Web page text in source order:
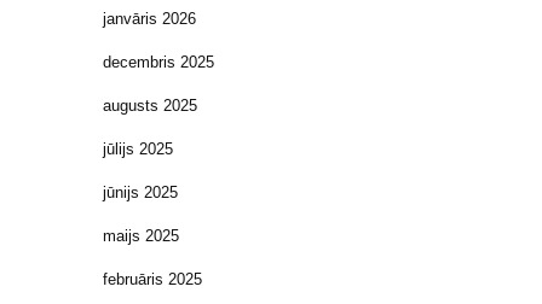
janvāris 2026
decembris 2025
augusts 2025
jūlijs 2025
jūnijs 2025
maijs 2025
februāris 2025